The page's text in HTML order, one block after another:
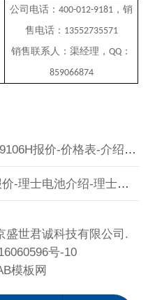
公司电话：400-012-9181 ，销
售电话： 13552735571
销售联系人：渠经理，QQ ：
859066874
上一篇：科士达UPS电源YDC9106H报价-价格表-介绍-参数
下一篇：理士蓄电池价格表/报价-理士电池介绍-理士蓄电池官方代理商
盛世君诚科技有限公司.
号-10
模板网